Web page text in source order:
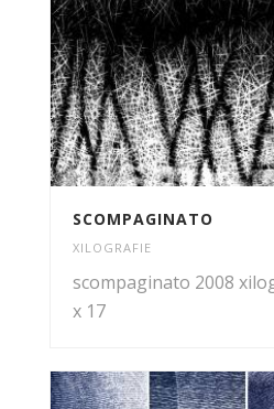
SCOMPAGINATO
XILOGRAFIE
scompaginato 2008
x 17